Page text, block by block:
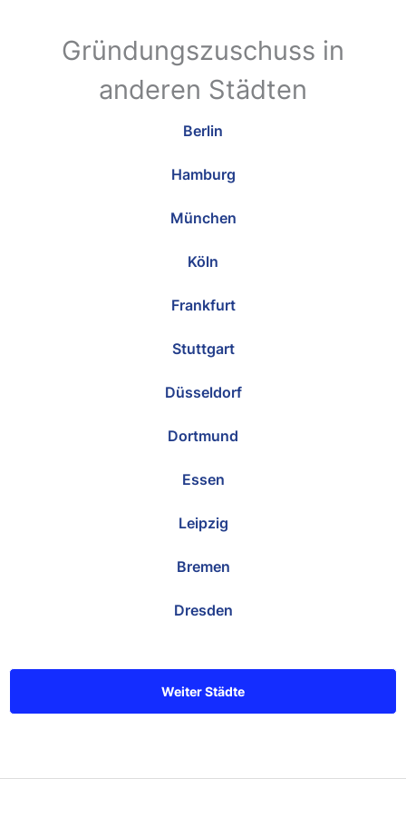
Gründungszuschuss in
anderen Städten
Berlin
Hamburg
München
Köln
Frankfurt
Stuttgart
Düsseldorf
Dortmund
Essen
Leipzig
Bremen
Dresden
Weiter Städte